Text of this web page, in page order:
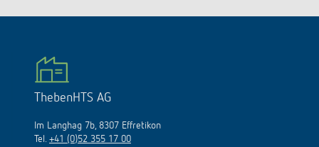
ThebenHTS AG
Im Langhag 7b, 8307 Effretikon
Tel. +41 (0)52 355 17 00